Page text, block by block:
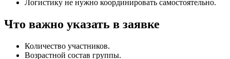
Логистику не нужно координировать самостоятельно.
Что важно указать в заявке
Количество участников.
Возрастной состав группы.